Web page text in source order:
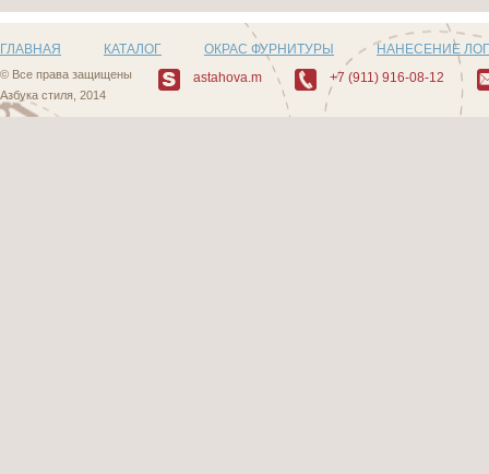
ГЛАВНАЯ КАТАЛОГ ОКРАС ФУРНИТУРЫ НАНЕСЕНИЕ
© Все права защищены
Азбука стиля, 2014
astahova.m +7 (911) 916-08-12